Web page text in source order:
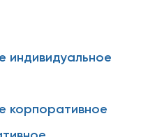
индивидуальное
корпоративное